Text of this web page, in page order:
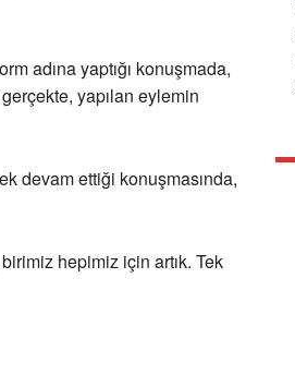
adına yaptığı konuşmada,
yapılan eylemin
devam ettiği konuşmasında,
hepimiz için artık. Tek